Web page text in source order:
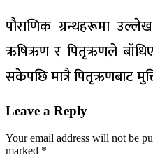
पौराणिक ग्रन्थहरूमा
ऋषिऋण र पितृऋणले
सकेपछि मात्रै पितृऋणबाट
Leave a Reply
Your email address will not be
marked *